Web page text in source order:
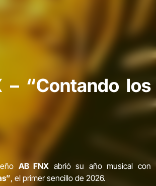
– “Contando los
AB FNX abrió su año musical con
, el primer sencillo de 2026.